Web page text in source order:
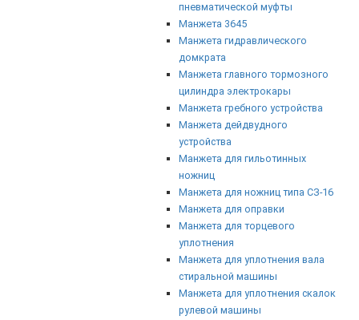
пневматической муфты
Манжета 3645
Манжета гидравлического
домкрата
Манжета главного тормозного
цилиндра электрокары
Манжета гребного устройства
Манжета дейдвудного
устройства
Манжета для гильотинных
ножниц
Манжета для ножниц типа СЗ-16
Манжета для оправки
Манжета для торцевого
уплотнения
Манжета для уплотнения вала
стиральной машины
Манжета для уплотнения скалок
рулевой машины